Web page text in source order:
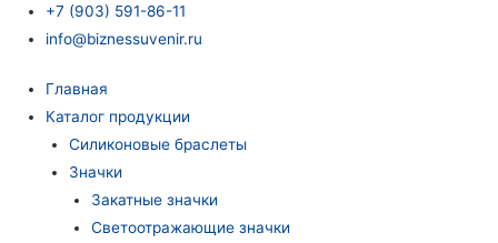
+7 (903) 591-86-11
info@biznessuvenir.ru
Главная
Каталог продукции
Силиконовые браслеты
Значки
Закатные значки
Светоотражающие значки